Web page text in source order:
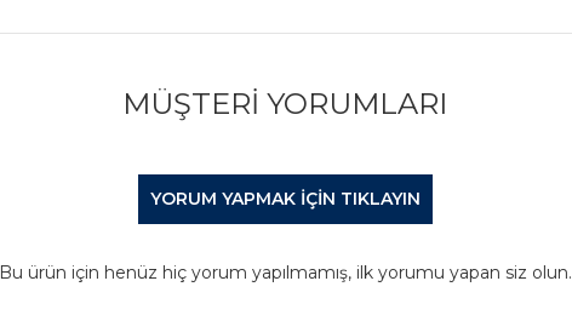
MÜŞTERI YORUMLARI
YORUM YAPMAK IÇIN TIKLAYIN
Bu ürün için henüz hiç yorum yapılmamış, ilk yorumu yapan siz olun.